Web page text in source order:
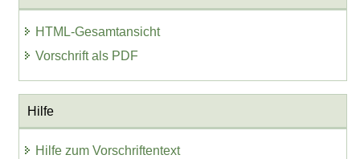
HTML-Gesamtansicht
Vorschrift als PDF
Hilfe
Hilfe zum Vorschriftentext